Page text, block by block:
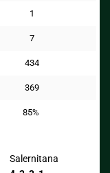
1
7
434
369
85%
Salernitana